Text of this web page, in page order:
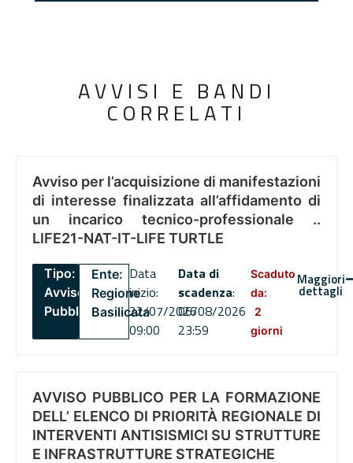
AVVISI E BANDI
CORRELATI
Avviso per l’acquisizione di manifestazioni
di interesse finalizzata all’affidamento di
un incarico tecnico-professionale ..
LIFE21-NAT-IT-LIFE TURTLE
Tipo:
Avviso
Pubblico
Ente:
Regione
Basilicata
Data
inizio:
22/07/2026
09:00
Data di
scadenza:
06/08/2026
23:59
Scaduto
da:
2
giorni
Maggiori
dettagli
AVVISO PUBBLICO PER LA FORMAZIONE
DELL’ ELENCO DI PRIORITÀ REGIONALE DI
INTERVENTI ANTISISMICI SU STRUTTURE
E INFRASTRUTTURE STRATEGICHE